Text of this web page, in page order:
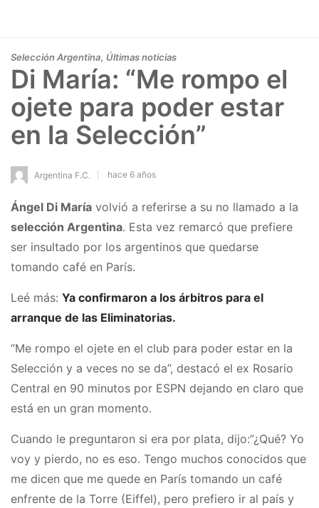
Selección Argentina, Últimas noticias
Di María: “Me rompo el
ojete para poder estar
en la Selección”
Argentina F.C. hace 6 años
Ángel Di María volvió a referirse a su no llamado a la
selección Argentina. Esta vez remarcó que prefiere
ser insultado por los argentinos que quedarse
tomando café en París.
Leé más: Ya confirmaron a los árbitros para el
arranque de las Eliminatorias.
“Me rompo el ojete en el club para poder estar en la
Selección y a veces no se da”, destacó el ex Rosario
Central en 90 minutos por ESPN dejando en claro que
está en un gran momento.
Cuando le preguntaron si era por plata, dijo:”¿Qué? Yo
voy y pierdo, no es eso. Tengo muchos conocidos que
me dicen que me quede en París tomando un café
enfrente de la Torre (Eiffel), pero prefiero ir al país y